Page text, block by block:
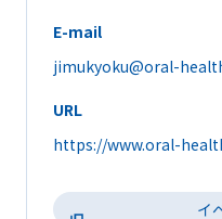
E-mail
jimukyoku@oral-
URL
https://www.oral-
イ